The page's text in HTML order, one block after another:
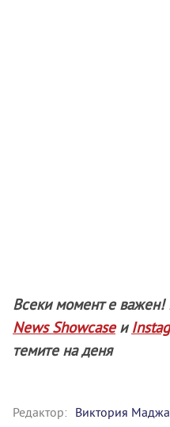
Всеки момент е важен!
News Showcaseи
темите на деня
Редактор: Виктория